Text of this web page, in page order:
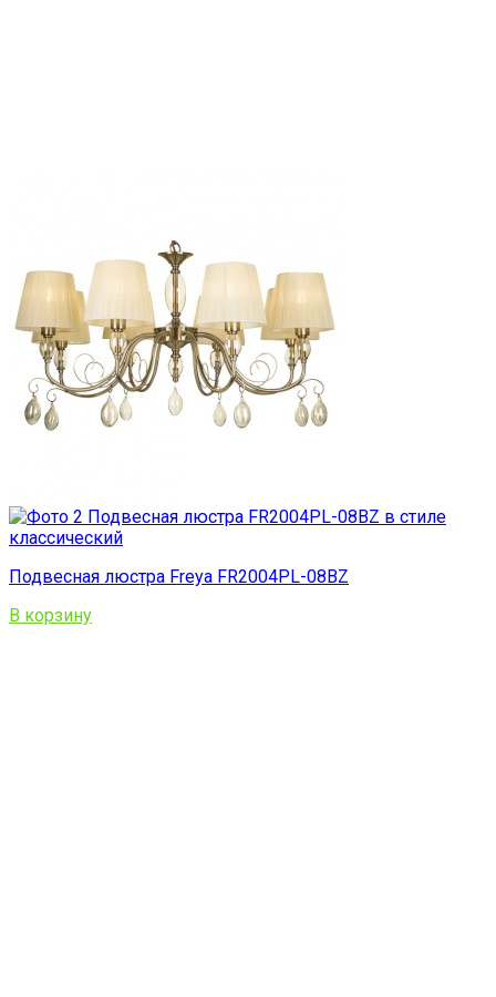
Подвесная люстра Freya FR2004PL-08BZ
В корзину